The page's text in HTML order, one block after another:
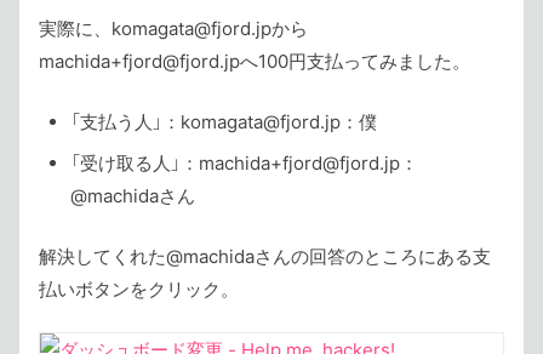
実際に、komagata@fjord.jpから
machida+fjord@fjord.jpへ100円支払ってみました。
「支払う人」：komagata@fjord.jp：僕
「受け取る人」：machida+fjord@fjord.jp：
@machidaさん
解決してくれた@machidaさんの回答のところにある支
払いボタンをクリック。